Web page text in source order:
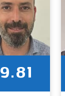
9.81